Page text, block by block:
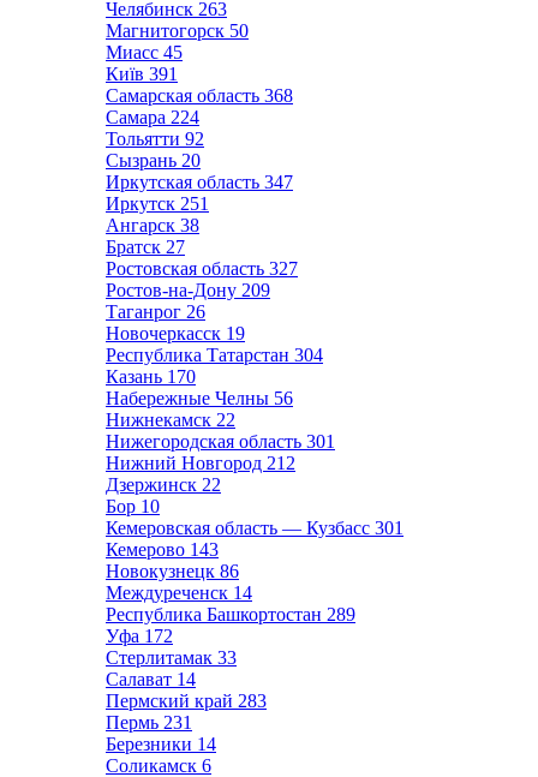
Челябинск 263
Магнитогорск 50
Миасс 45
Київ 391
Самарская область 368
Самара 224
Тольятти 92
Сызрань 20
Иркутская область 347
Иркутск 251
Ангарск 38
Братск 27
Ростовская область 327
Ростов-на-Дону 209
Таганрог 26
Новочеркасск 19
Республика Татарстан 304
Казань 170
Набережные Челны 56
Нижнекамск 22
Нижегородская область 301
Нижний Новгород 212
Дзержинск 22
Бор 10
Кемеровская область — Кузбасс 301
Кемерово 143
Новокузнецк 86
Междуреченск 14
Республика Башкортостан 289
Уфа 172
Стерлитамак 33
Салават 14
Пермский край 283
Пермь 231
Березники 14
Соликамск 6